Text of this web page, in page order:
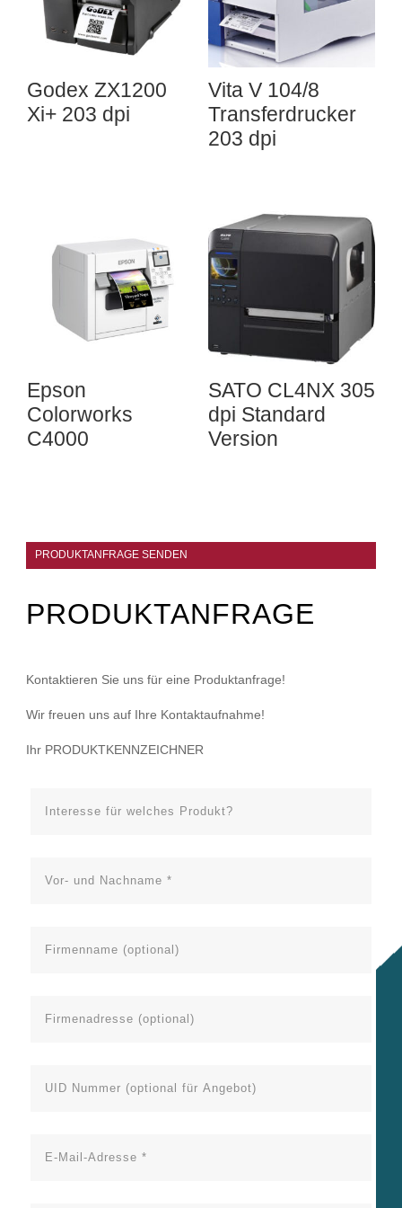
Godex ZX1200
Xi+ 203 dpi
Vita V 104/8
Transferdrucker
203 dpi
Epson
Colorworks
C4000
SATO CL4NX 305
dpi Standard
Version
PRODUKTANFRAGE SENDEN
PRODUKTANFRAGE
Kontaktieren Sie uns für eine Produktanfrage!
Wir freuen uns auf Ihre Kontaktaufnahme!
Ihr PRODUKTKENNZEICHNER